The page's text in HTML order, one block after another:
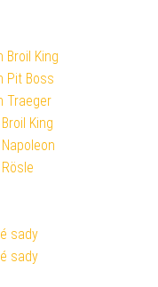
King
Pit Boss
Traeger
King
sady
sady